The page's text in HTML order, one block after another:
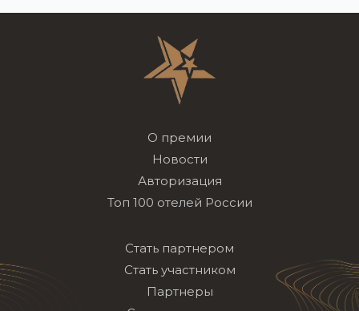
О премии
Новости
Авторизация
Топ 100 отелей России
Стать партнером
Стать участником
Партнеры